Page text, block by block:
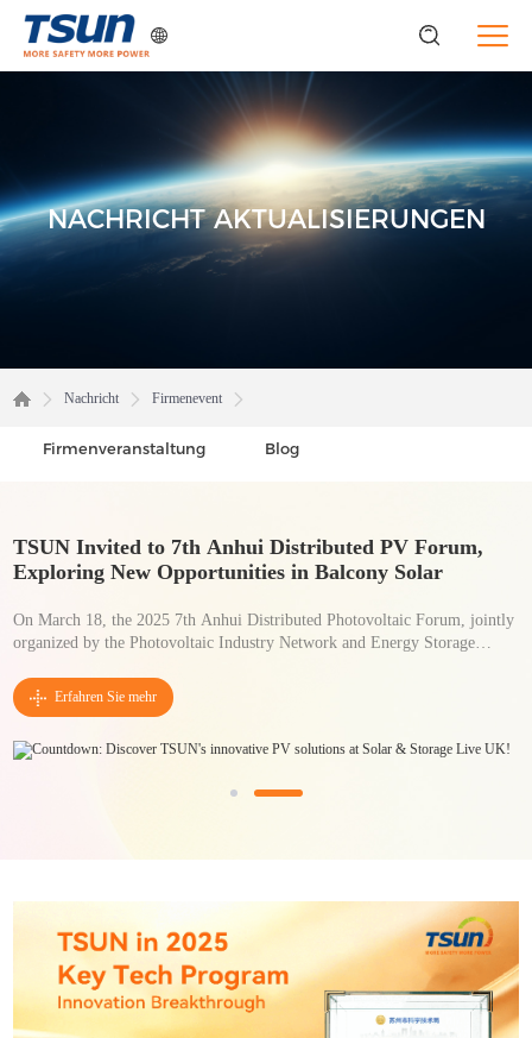
NACHRICHT AKTUALISIERUNGEN
Nachricht Firmenevent
Firmenveranstaltung Blog
TSUN Launches the Revolutionary MX3000D
Microinverter for the French Market
Lyon, France – March 25, 2025 – TSUN is proud to announce the launch
of the MX3000D microinverter, an innovative solution designed to address
Erfahren Sie mehr